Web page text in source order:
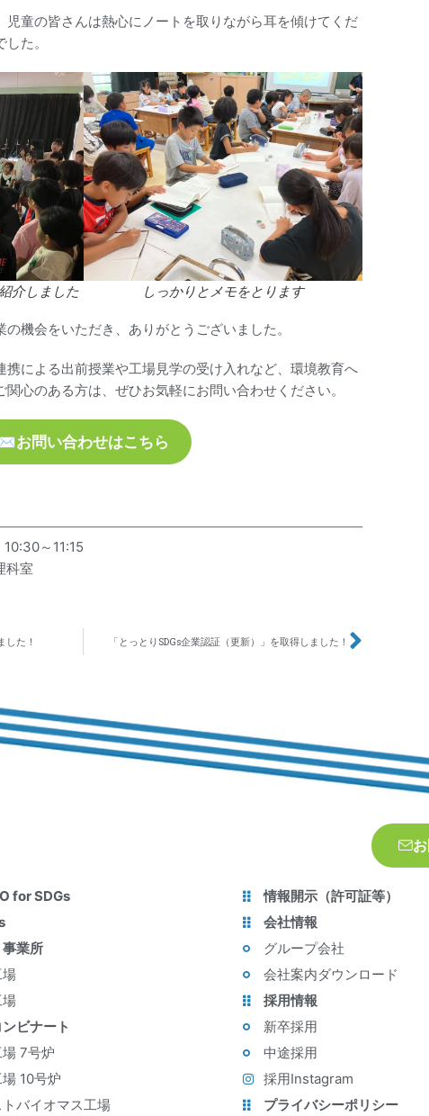
児童の皆さんは熱心にノートを取りながら耳を傾けてくだ
た。
介しました しっかりとメモをとります
機会をいただき、ありがとうございました。
による出前授業や工場見学の受け入れなど、環境教育へ
心のある方は、ぜひお気軽にお問い合わせください。
お問い合わせはこちら
～11:15
室
した！ 「とっとりSDGs企業認証（更新）」を取得しました！
for SDGs
業所
場
ビナート
7号炉
10号炉
バイオマス工場
情報開示（許可証等）
会社情報
グループ会社
会社案内ダウンロード
採用情報
新卒採用
中途採用
採用Instagram
プライバシーポリシー